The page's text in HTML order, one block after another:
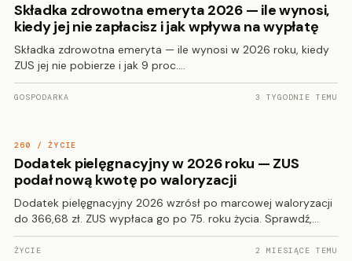
Składka zdrowotna emeryta 2026 — ile wynosi,
kiedy jej nie zapłacisz i jak wpływa na wypłatę
Składka zdrowotna emeryta — ile wynosi w 2026 roku, kiedy
ZUS jej nie pobierze i jak 9 proc.…
GOSPODARKA 3 TYGODNIE TEMU
260 / ŻYCIE
Dodatek pielęgnacyjny w 2026 roku — ZUS
podał nową kwotę po waloryzacji
Dodatek pielęgnacyjny 2026 wzrósł po marcowej waloryzacji
do 366,68 zł. ZUS wypłaca go po 75. roku życia. Sprawdź,…
ŻYCIE 2 MIESIĄCE TEMU